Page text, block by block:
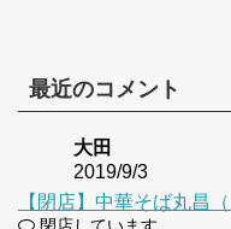
最近のコメント
大田
2019/9/3
【閉店】中華そば丸昌
閉店しています